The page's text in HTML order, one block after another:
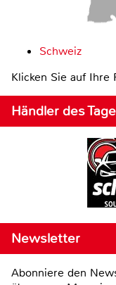
Schweiz
Klicken Sie auf Ihre
Händler des
Newsletter
Abonniere den